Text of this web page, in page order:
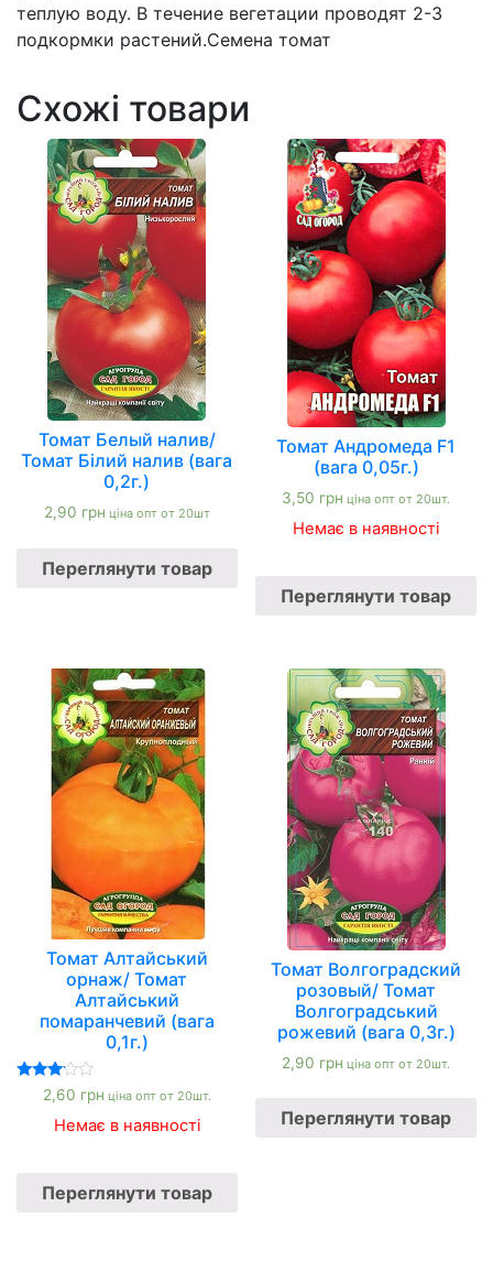
теплую воду. В течение вегетации проводят 2-3
подкормки растений.Семена томат
Схожі товари
Томат Белый налив/
Томат Білий налив (вага
0,2г.)
2,90 грн ціна опт от 20шт
Переглянути товар
Томат Андромеда F1
(вага 0,05г.)
3,50 грн ціна опт от 20шт.
Немає в наявності
Переглянути товар
Томат Алтайський
орнаж/ Томат
Алтайський
помаранчевий (вага
0,1г.)
Оцінено
в
2,60 грн ціна опт от 20шт.
Немає в наявності
Переглянути товар
Томат Волгоградский
розовый/ Томат
Волгоградський
рожевий (вага 0,3г.)
2,90 грн ціна опт от 20шт.
Переглянути товар